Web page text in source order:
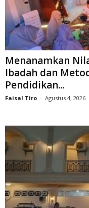
Menanamkan
Ibadah dan
Pendidikan...
Faisal Tiro - Agustus 4, 2026